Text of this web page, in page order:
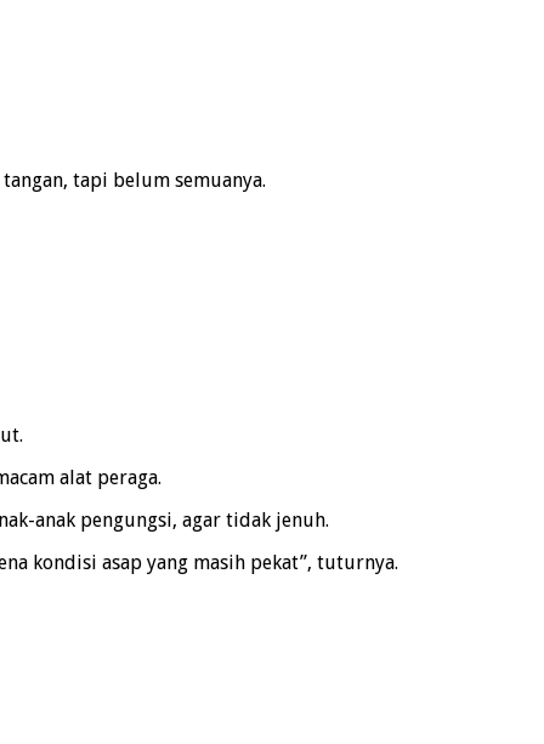
tapi belum semuanya.
alat peraga.
anak pengungsi, agar tidak jenuh.
kondisi asap yang masih pekat”, tuturnya.